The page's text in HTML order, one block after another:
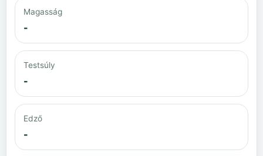
Magasság
-
Testsúly
-
Edző
-